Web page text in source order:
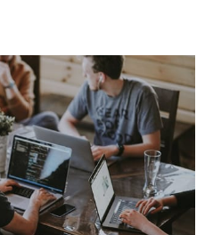
forma de trabajar en
XP enumerados aquí